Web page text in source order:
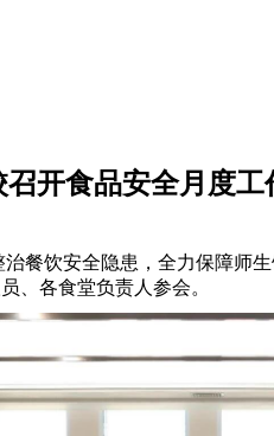
开食品安全月度工
饮安全隐患，全力保障师
、各食堂负责人参会。